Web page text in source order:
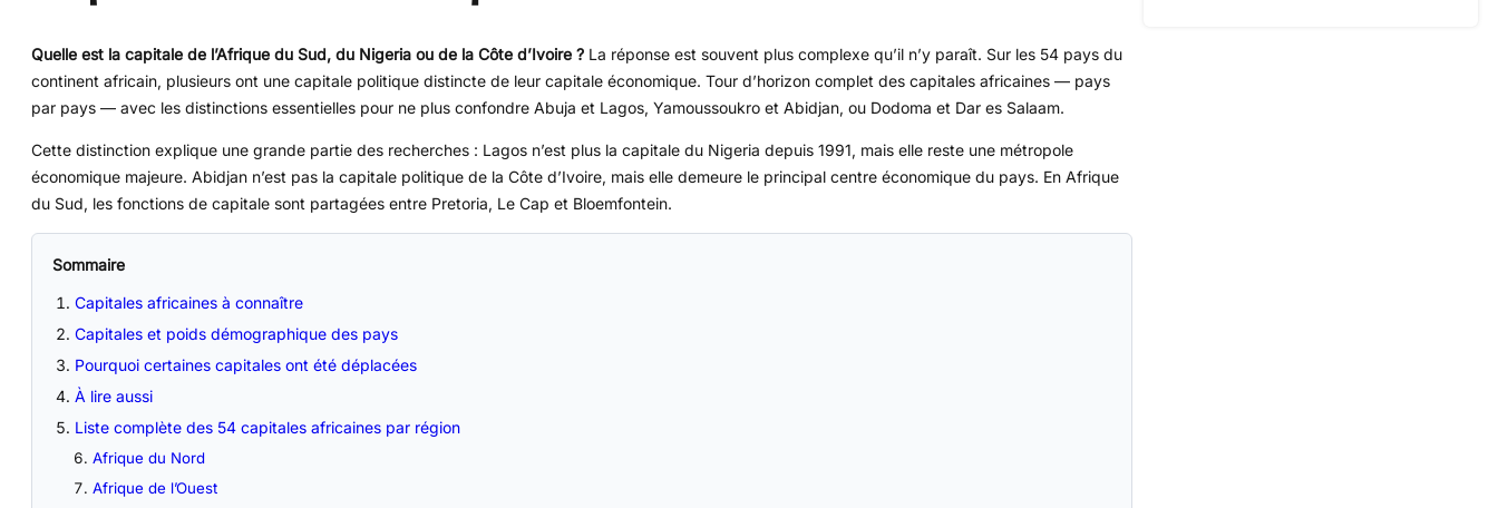
Quelle est la capitale de l’Afrique du Sud, du Nigeria ou de la Côte d’Ivoire ? La réponse est souvent plus complexe qu’il n’y paraît. Sur les 54 pays du
continent africain, plusieurs ont une capitale politique distincte de leur capitale économique. Tour d’horizon complet des capitales africaines — pays
par pays — avec les distinctions essentielles pour ne plus confondre Abuja et Lagos, Yamoussoukro et Abidjan, ou Dodoma et Dar es Salaam.
Cette distinction explique une grande partie des recherches : Lagos n’est plus la capitale du Nigeria depuis 1991, mais elle reste une métropole
économique majeure. Abidjan n’est pas la capitale politique de la Côte d’Ivoire, mais elle demeure le principal centre économique du pays. En Afrique
du Sud, les fonctions de capitale sont partagées entre Pretoria, Le Cap et Bloemfontein.
Sommaire
Capitales africaines à connaître
Capitales et poids démographique des pays
Pourquoi certaines capitales ont été déplacées
À lire aussi
Liste complète des 54 capitales africaines par région
Afrique du Nord
Afrique de l’Ouest